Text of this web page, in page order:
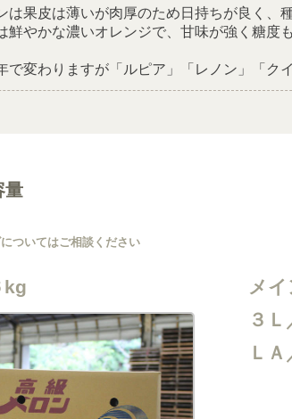
は果皮は薄いが肉厚のため日持ちが良く、
鮮やかな濃いオレンジで、甘味が強く糖度
で変わりますが「ルピア」「レノン」「ク
量
ついてはご相談ください
kg
メイ
３
Ｌ